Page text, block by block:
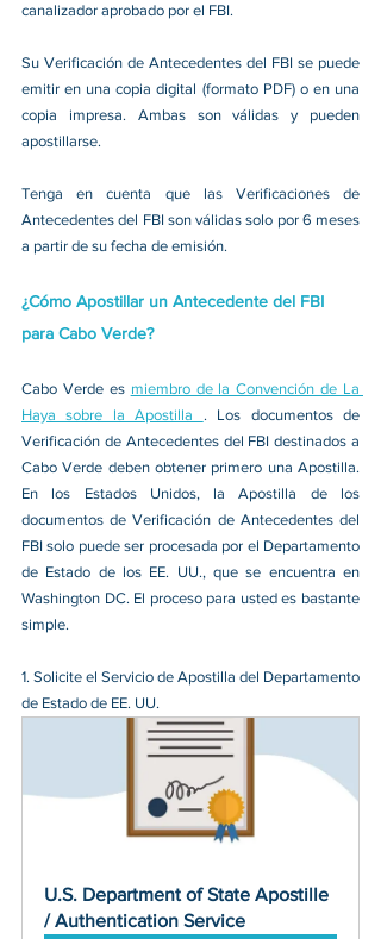
canalizador aprobado por el FBI.
Su Verificación de Antecedentes del FBI se puede
emitir en una copia digital (formato PDF) o en una
copia impresa. Ambas son válidas y pueden
apostillarse.
Tenga en cuenta que las Verificaciones de
Antecedentes del FBI son válidas solo por 6 meses
a partir de su fecha de emisión.
¿Cómo Apostillar un Antecedente del FBI
para Cabo Verde?
Cabo Verde es miembro de la Convención de La
Haya sobre la Apostilla . Los documentos de
Verificación de Antecedentes del FBI destinados a
Cabo Verde deben obtener primero una Apostilla.
En los Estados Unidos, la Apostilla de los
documentos de Verificación de Antecedentes del
FBI solo puede ser procesada por el Departamento
de Estado de los EE. UU., que se encuentra en
Washington DC. El proceso para usted es bastante
simple.
1. Solicite el Servicio de Apostilla del Departamento
de Estado de EE. UU.
U.S. Department of State Apostille
/ Authentication Service